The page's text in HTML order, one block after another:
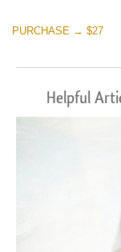
PURCHASE → $27
Helpful